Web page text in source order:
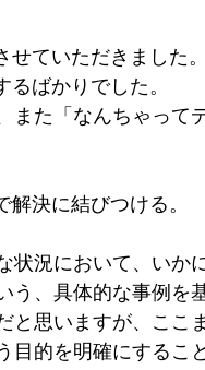
ていただきました。
ばかりでした。
た「なんちゃって
決に結びつける。
状況において、いか
う、具体的な事例を
と思いますが、ここ
目的を明確にするこ